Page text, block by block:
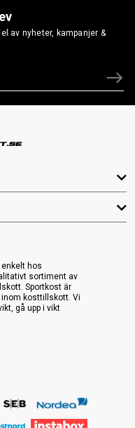
av nyheter, kampanjer &
hos
sortiment av
Sportkost är
kosttillskott. Vi
gå upp i vikt